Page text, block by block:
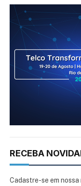
RECEBA
Cadastre-se em